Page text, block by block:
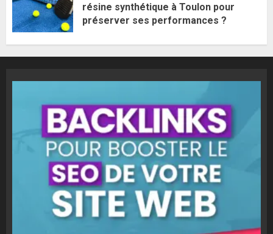
résine synthétique à Toulon pour
préserver ses performances ?